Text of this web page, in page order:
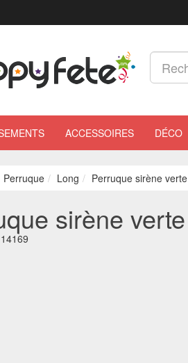
ACCESSOIRES DÉCO
Perruque Long Perruque sirène verte
sirène verte
14169